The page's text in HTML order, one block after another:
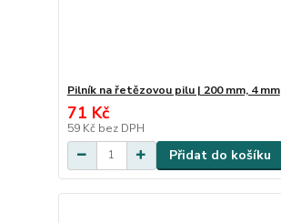
Pilník na řetězovou pilu | 200 mm, 4 mm
71 Kč
59 Kč bez DPH
Přidat do košíku